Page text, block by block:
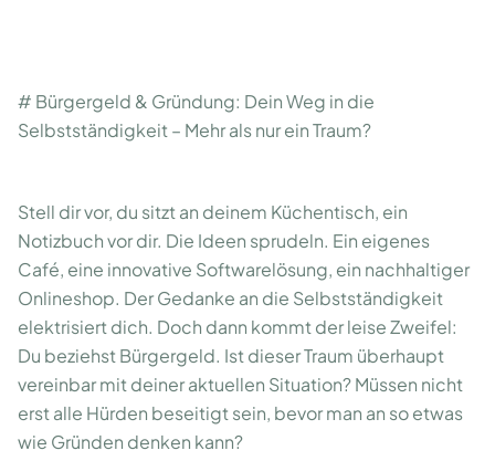
# Bürgergeld & Gründung: Dein Weg in die
Selbstständigkeit – Mehr als nur ein Traum?
Stell dir vor, du sitzt an deinem Küchentisch, ein
Notizbuch vor dir. Die Ideen sprudeln. Ein eigenes
Café, eine innovative Softwarelösung, ein nachhaltiger
Onlineshop. Der Gedanke an die Selbstständigkeit
elektrisiert dich. Doch dann kommt der leise Zweifel:
Du beziehst Bürgergeld. Ist dieser Traum überhaupt
vereinbar mit deiner aktuellen Situation? Müssen nicht
erst alle Hürden beseitigt sein, bevor man an so etwas
wie Gründen denken kann?